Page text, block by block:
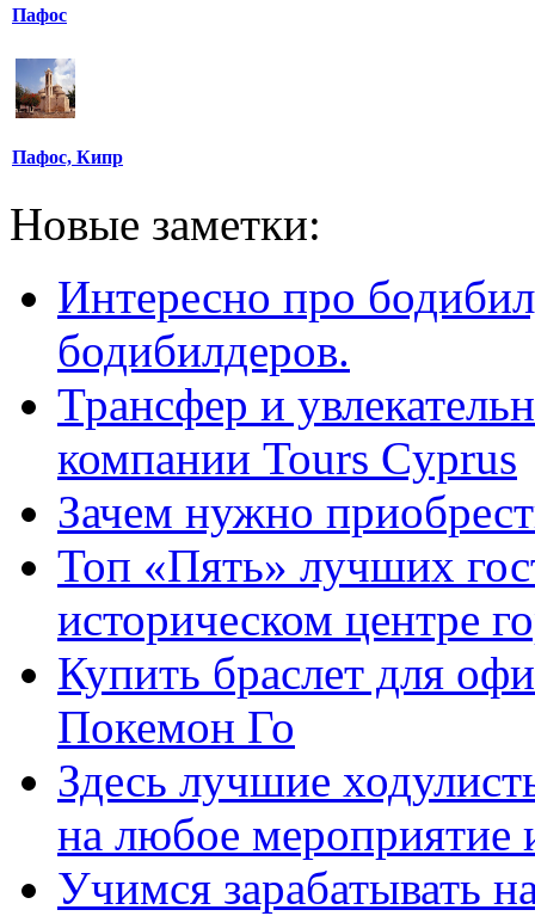
Пафос
Пафос, Кипр
Новые заметки:
Интересно про
бодибилдеров.
Трансфер и
компании Tours Cyprus
Зачем нужно
Топ «Пять» лучших
историческом центре
Купить браслет для
Покемон Го
Здесь лучшие
на любое мероприятие
Учимся зарабатывать